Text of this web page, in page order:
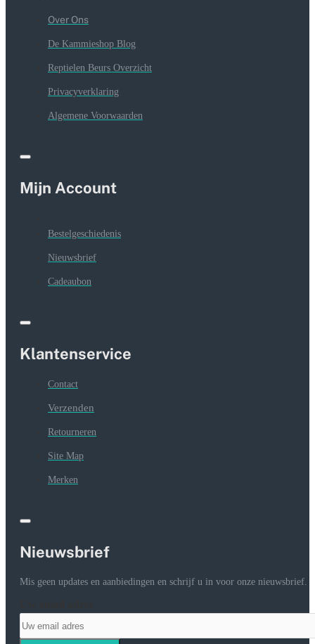
Over Ons
De Kammieshop Blog
Reptielen Beurs Overzicht
Privacyverklaring
Algemene Voorwaarden
Mijn Account
Bestelgeschiedenis
Nieuwsbrief
Cadeaubon
Klantenservice
Contact
Verzenden
Retourneren
Site Map
Merken
Nieuwsbrief
Mis geen updates en aanbiedingen en schrijf u in voor onze nieuwsbrief.